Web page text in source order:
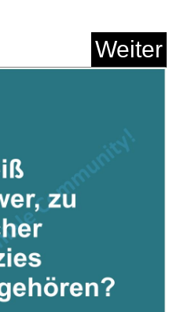
Modell,
Weiter